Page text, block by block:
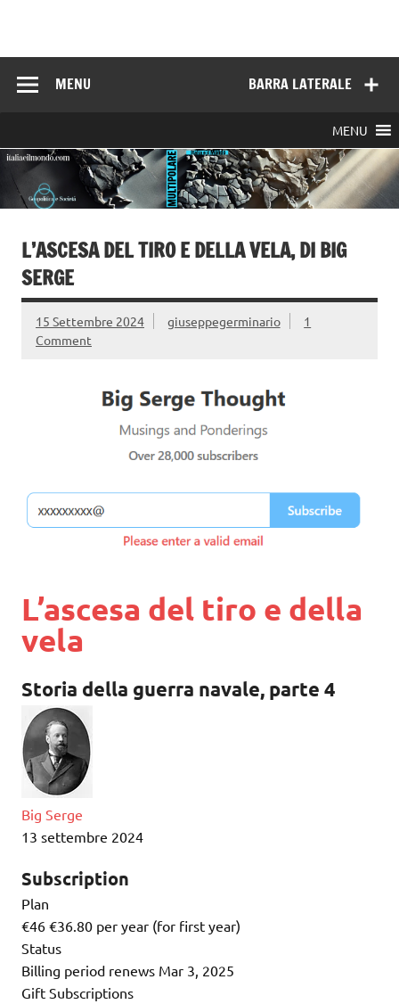
BARRA LATERALE
MENU
MENU
L’ASCESA DEL TIRO E DELLA VELA, DI BIG
SERGE
15 Settembre 2024 giuseppegerminario
1
Comment
L’ascesa del tiro e della
vela
Storia della guerra navale, parte 4
Big Serge
13 settembre 2024
Subscription
Plan
€46 €36.80 per year (for first year)
Status
Billing period renews Mar 3, 2025
Gift Subscriptions